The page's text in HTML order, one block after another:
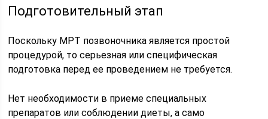
Подготовительный этап
Поскольку МРТ позвоночника является простой
процедурой, то серьезная или специфическая
подготовка перед ее проведением не требуется.
Нет необходимости в приеме специальных
препаратов или соблюдении диеты, а само